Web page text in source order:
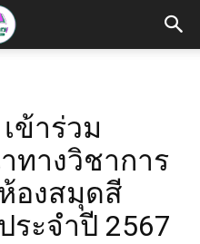
ข้าร่วม
ทางวิชาการ
องสมุดสี
ระจำปี 2567